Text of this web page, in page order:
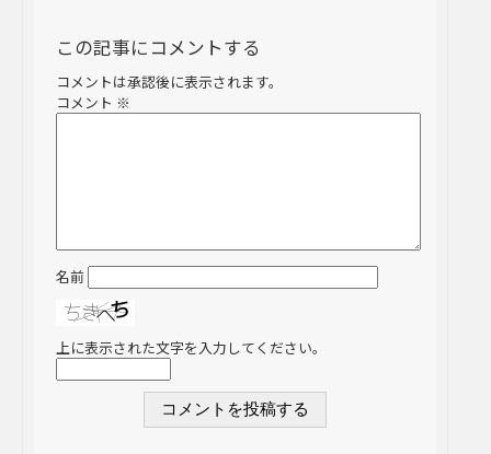
この記事にコメントする
コメントは承認後に表示されます。
コメント ※
名前
上に表示された文字を入力してください。